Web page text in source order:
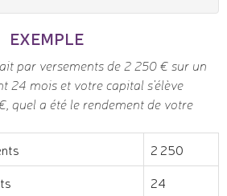
EXEMPLE
par versements de 2 250 € sur un
24 mois et votre capital s'élève
quel a été le rendement de votre
2 250
24